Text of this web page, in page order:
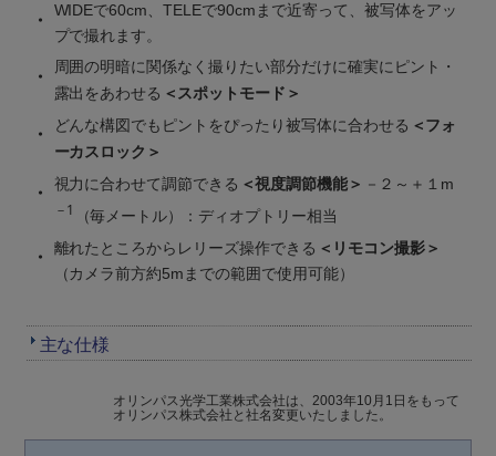
・
WIDEで60cm、TELEで90cmまで近寄って、被写体をアッ
プで撮れます。
・
周囲の明暗に関係なく撮りたい部分だけに確実にピント・
露出をあわせる ＜スポットモード＞
・ どんな構図でもピントをぴったり被写体に合わせる ＜フォ
ーカスロック＞
・ 視力に合わせて調節できる ＜視度調節機能＞ －２～＋１m
－1 （毎メートル）：ディオプトリー相当
・ 離れたところからレリーズ操作できる ＜リモコン撮影＞
（カメラ前方約5mまでの範囲で使用可能）
主な仕様
オリンパス光学工業株式会社は、2003年10月1日をもって
オリンパス株式会社と社名変更いたしました。